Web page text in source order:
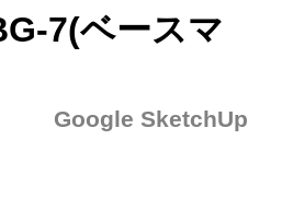
7(ベースマ
Google SketchUp